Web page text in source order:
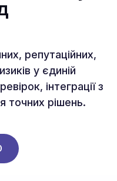
репутаційних,
у єдиній
інтеграції з
точних рішень.